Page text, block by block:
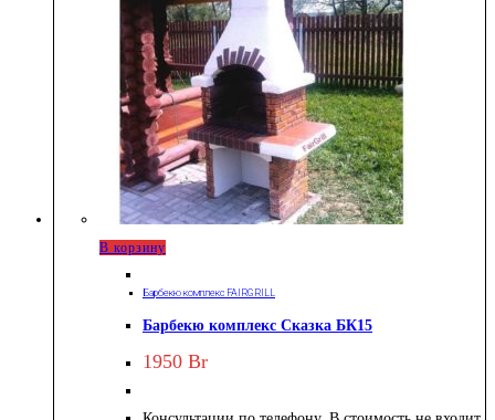
В корзину
Барбекю комплекс FAIRGRILL
Барбекю комплекс Сказка БК15
1950 Br